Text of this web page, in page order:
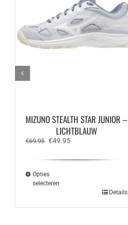
MIZUNO STEALTH STAR JUNIOR –
LICHTBLAUW
€69.95 Oorspronkelijke
€69.95.
€49.95Huidige
€49.95.
Opties
selecteren
Details